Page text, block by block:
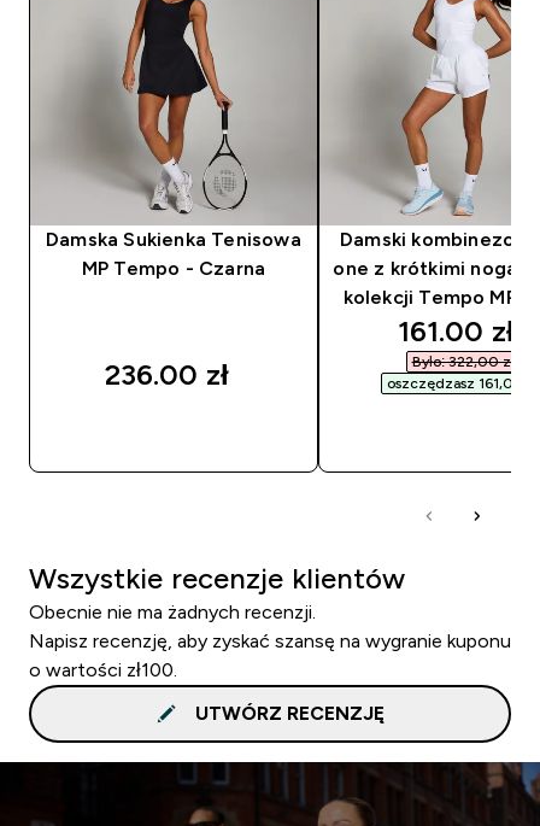
Damska Sukienka Tenisowa
MP Tempo - Czarna
236.00 zł‎
Damski kombinezon
one z krótkimi
kolekcji Tempo MP –
161.00 zł‎
Było: 322,00 zł‎
oszczędzasz 161,00 zł‎
Wszystkie recenzje klientów
Obecnie nie ma żadnych recenzji.
Napisz recenzję, aby zyskać szansę na wygranie kuponu
o wartości zł100.
UTWÓRZ RECENZJĘ